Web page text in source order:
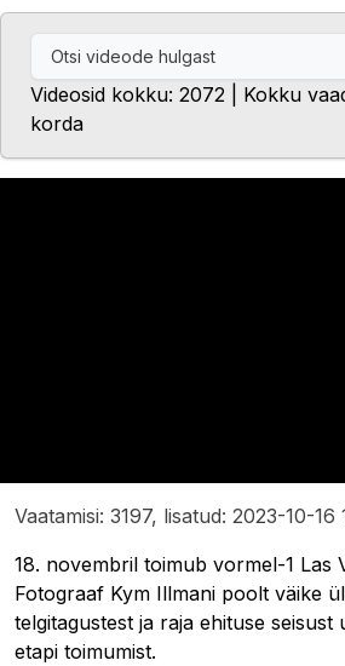
Videosid kokku: 2072 | Kokku
korda
Vaatamisi: 3197, lisatud: 2023-10-16
18. novembril toimub vormel-1 Las
Fotograaf Kym Illmani poolt väike
telgitagustest ja raja ehituse seisust
etapi toimumist.